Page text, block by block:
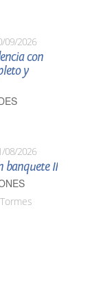
09/2026
con
y
08/2026
banquete II